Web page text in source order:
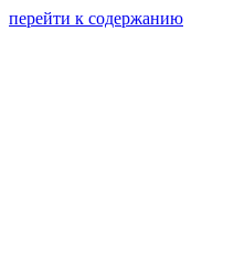
перейти к содержанию